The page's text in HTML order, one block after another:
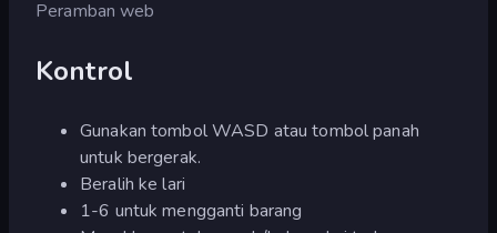
Peramban web
Kontrol
Gunakan tombol WASD atau tombol panah
untuk bergerak.
Beralih ke lari
1-6 untuk mengganti barang